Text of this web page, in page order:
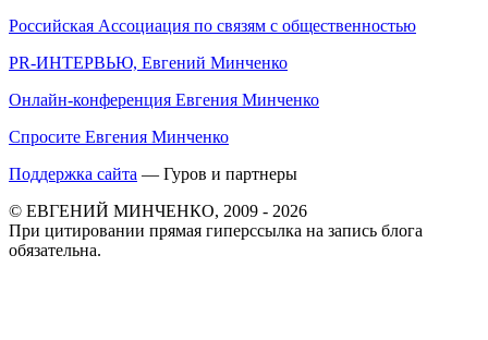
Российская Ассоциация по связям с общественностью
PR-ИНТЕРВЬЮ, Евгений Минченко
Онлайн-конференция Евгения Минченко
Спросите Евгения Минченко
Поддержка сайта — Гуров и партнеры
© ЕВГЕНИЙ МИНЧЕНКО, 2009 - 2026
При цитировании прямая гиперссылка на запись блога
обязательна.